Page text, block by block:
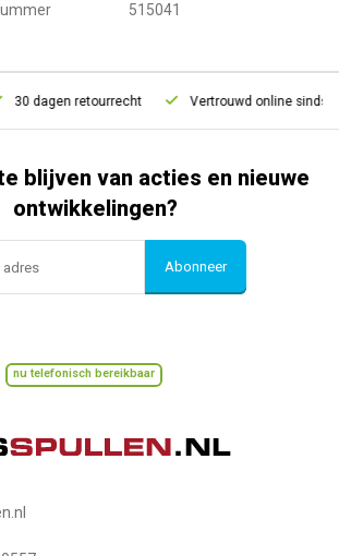
515041
30 dagen retourrecht Vertrouwd online sinds
blijven van acties en nieuwe
ontwikkelingen?
Abonneer
nu telefonisch bereikbaar